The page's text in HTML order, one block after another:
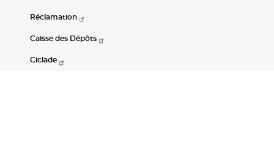
Réclamation
Caisse des Dépôts
Ciclade